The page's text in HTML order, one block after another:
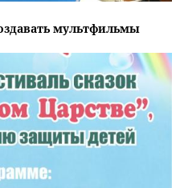
мультфильмы